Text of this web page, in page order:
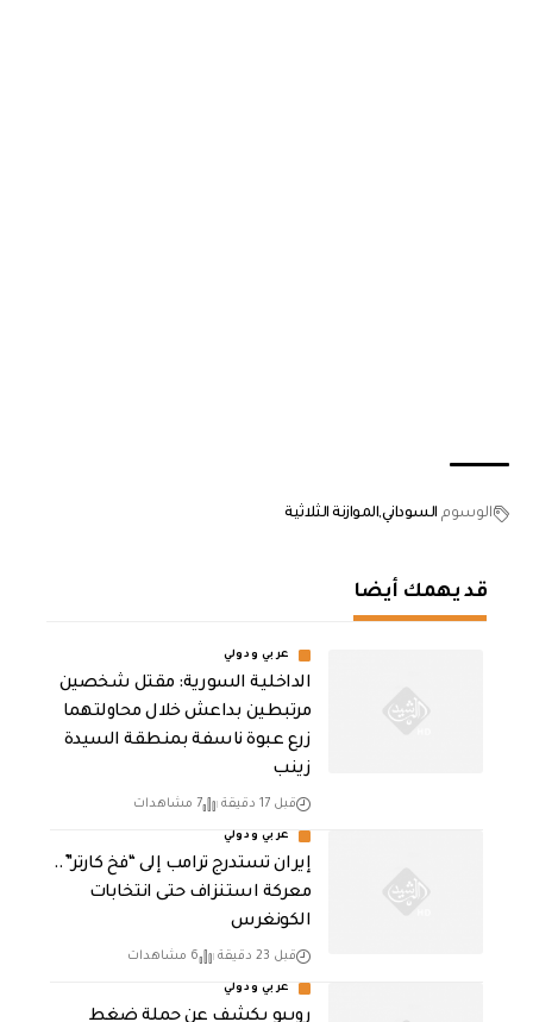
الوسوم السودانيالموازنة الثلاثية
قد يهمك أيضا
عربي ودولي
الداخلية السورية: مقتل شخصين
مرتبطين بداعش خلال محاولتهما
زرع عبوة ناسفة بمنطقة السيدة
زينب
قبل 17 دقيقة 7 مشاهدات
عربي ودولي
إيران تستدرج ترامب إلى “فخ كارتر”..
معركة استنزاف حتى انتخابات
الكونغرس
قبل 23 دقيقة 6 مشاهدات
عربي ودولي
روبيو يكشف عن حملة ضغط